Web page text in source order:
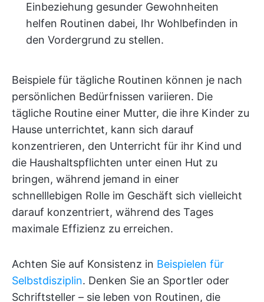
Einbeziehung gesunder Gewohnheiten
helfen Routinen dabei, Ihr Wohlbefinden in
den Vordergrund zu stellen.
Beispiele für tägliche Routinen können je nach
persönlichen Bedürfnissen variieren. Die
tägliche Routine einer Mutter, die ihre Kinder zu
Hause unterrichtet, kann sich darauf
konzentrieren, den Unterricht für ihr Kind und
die Haushaltspflichten unter einen Hut zu
bringen, während jemand in einer
schnelllebigen Rolle im Geschäft sich vielleicht
darauf konzentriert, während des Tages
maximale Effizienz zu erreichen.
Achten Sie auf Konsistenz in Beispielen für
Selbstdisziplin. Denken Sie an Sportler oder
Schriftsteller – sie leben von Routinen, die